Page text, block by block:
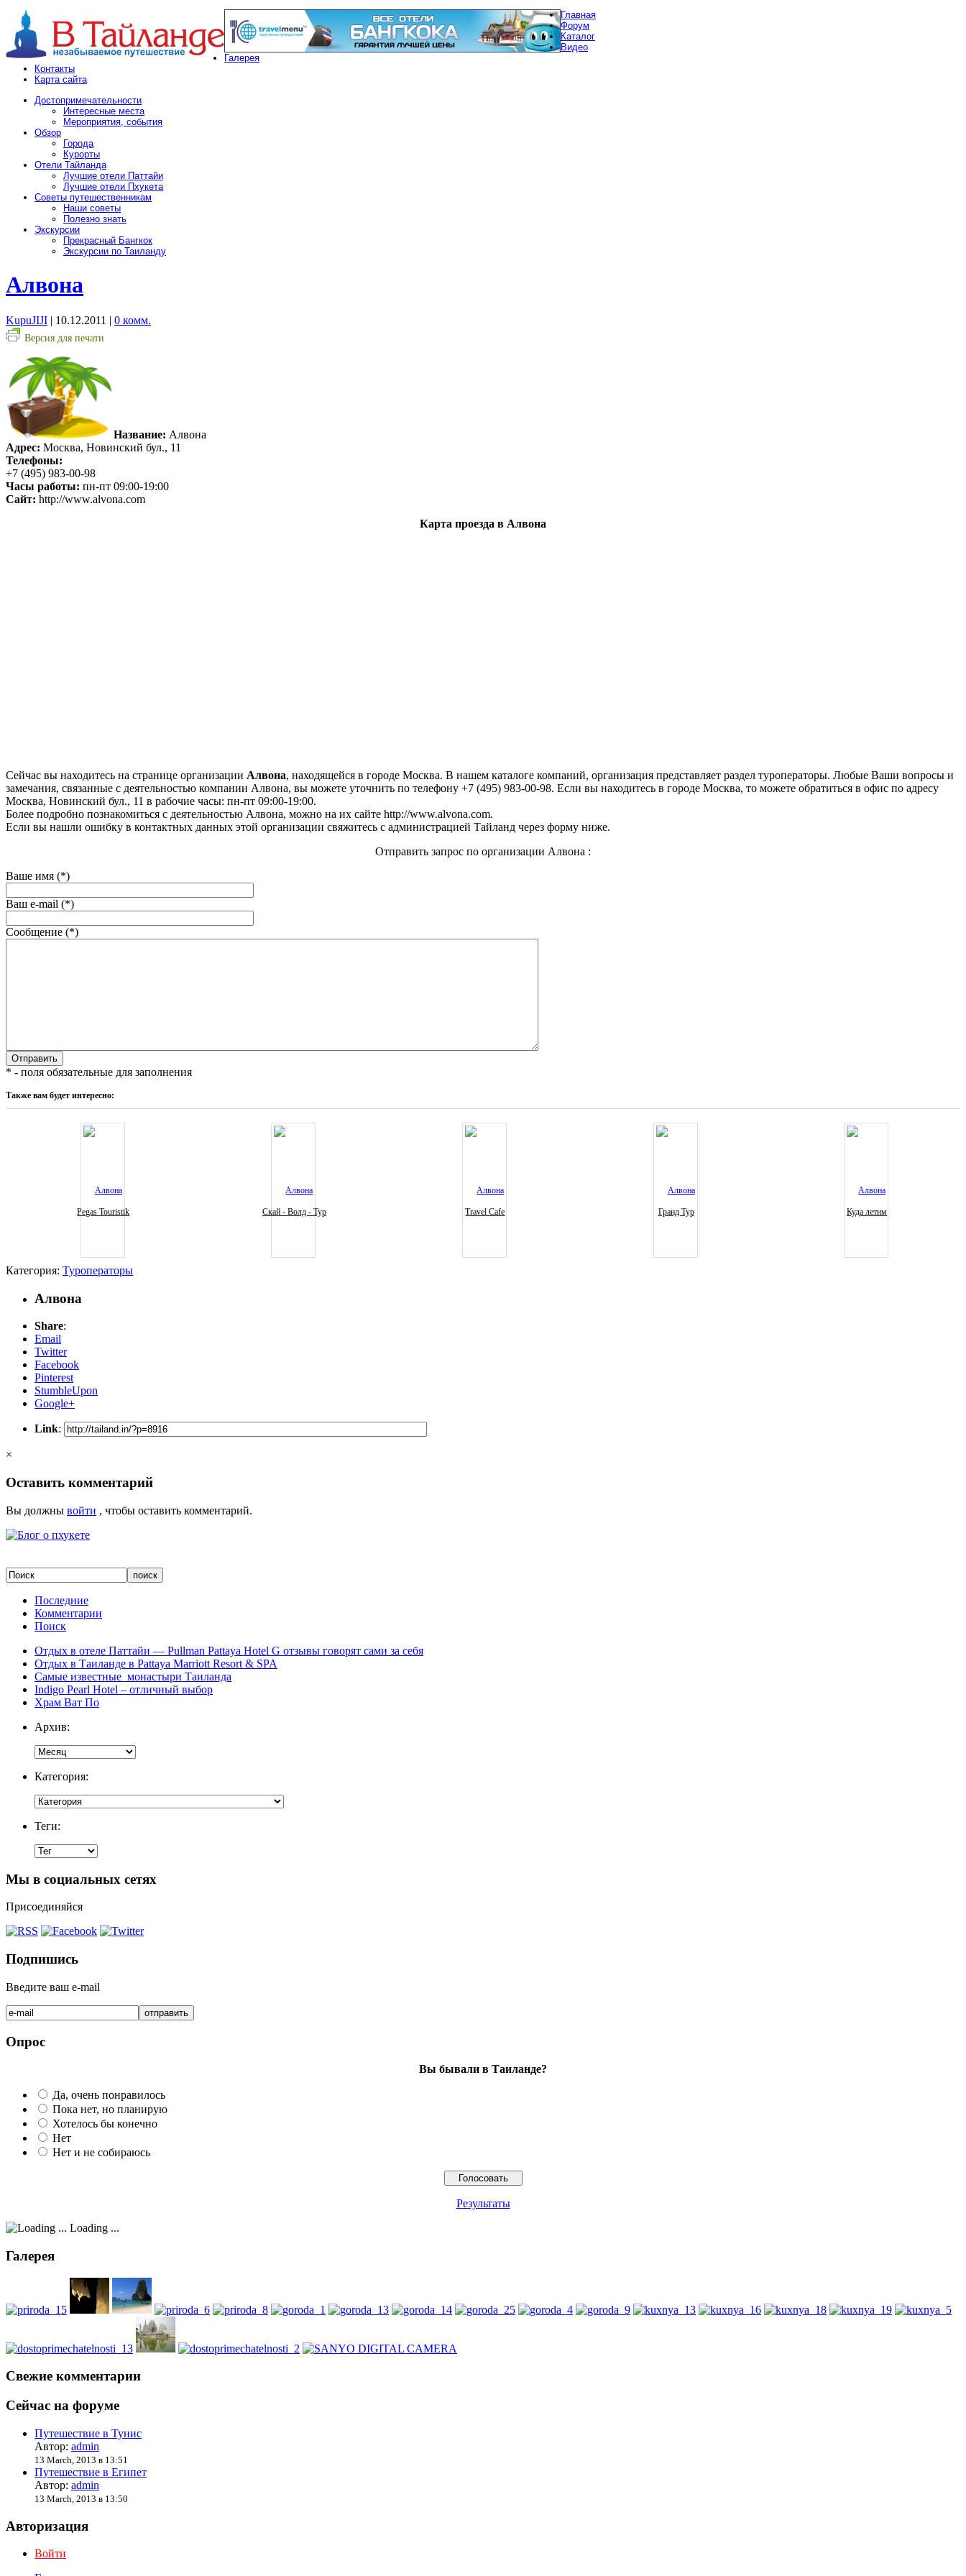
Главная
Форум
Каталог
Видео
Галерея
Контакты
Карта сайта
Достопримечательности
Интересные места
Мероприятия, события
Обзор
Города
Курорты
Отели Тайланда
Лучшие отели Паттайи
Лучшие отели Пхукета
Советы путешественникам
Наши советы
Полезно знать
Экскурсии
Прекрасный Бангкок
Экскурсии по Таиланду
Алвона
KupuJIJI | 10.12.2011 | 0 комм.
Версия для печати
Название: Алвона
Адрес: Москва, Новинский бул., 11
Телефоны:
+7 (495) 983-00-98
Часы работы: пн-пт 09:00-19:00
Сайт: http://www.alvona.com
Карта проезда в Алвона
Сейчас вы находитесь на странице организации Алвона, находящейся в городе Москва. В нашем каталоге компаний, организация представляет раздел туроператоры. Любые Ваши вопросы и
замечания, связанные с деятельностью компании Алвона, вы можете уточнить по телефону +7 (495) 983-00-98. Если вы находитесь в городе Москва, то можете обратиться в офис по адресу
Москва, Новинский бул., 11 в рабочие часы: пн-пт 09:00-19:00.
Более подробно познакомиться с деятельностью Алвона, можно на их сайте http://www.alvona.com.
Если вы нашли ошибку в контактных данных этой организации свяжитесь с администрацией Тайланд через форму ниже.
Отправить запрос по организации Алвона :
Ваше имя (*)
Ваш e-mail (*)
Сообщение (*)
* - поля обязательные для заполнения
Также вам будет интересно:
Pegas Touristik Скай - Волд - Тур Travel Cafe Гранд Тур Куда летим
Категория: Туроператоры
Алвона
Share:
Email
Twitter
Facebook
Pinterest
StumbleUpon
Google+
Link:
×
Оставить комментарий
Вы должны войти , чтобы оставить комментарий.
Последние
Комментарии
Поиск
Отдых в отеле Паттайи — Pullman Pattaya Hotel G отзывы говорят сами за себя
Отдых в Таиланде в Pattaya Marriott Resort & SPA
Самые известные монастыри Таиланда
Indigo Pearl Hotel – отличный выбор
Храм Ват По
Архив:
Категория:
Теги:
Мы в социальных сетях
Присоединяйся
Подпишись
Введите ваш e-mail
Опрос
Вы бывали в Таиланде?
Да, очень понравилось
Пока нет, но планирую
Хотелось бы конечно
Нет
Нет и не собираюсь
Результаты
Loading ...
Галерея
Свежие комментарии
Сейчас на форуме
Путешествие в Тунис
Автор: admin
13 March, 2013 в 13:51
Путешествие в Египет
Автор: admin
13 March, 2013 в 13:50
Авторизация
Войти